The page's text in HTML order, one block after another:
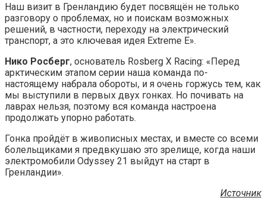
Наш визит в Гренландию будет посвящён не только
разговору о проблемах, но и поискам возможных
решений, в частности, переходу на электрический
транспорт, а это ключевая идея Extreme E».
Нико Росберг, основатель Rosberg X Racing: «Перед
арктическим этапом серии наша команда по-
настоящему набрала обороты, и я очень горжусь тем, как
мы выступили в первых двух гонках. Но почивать на
лаврах нельзя, поэтому вся команда настроена
продолжать упорно работать.
Гонка пройдёт в живописных местах, и вместе со всеми
болельщиками я предвкушаю это зрелище, когда наши
электромобили Odyssey 21 выйдут на старт в
Гренландии».
Источник